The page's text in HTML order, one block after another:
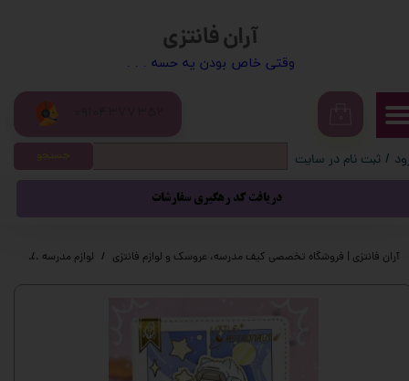
آران فانتزی
​​وقتی خاص بودن یه حسه . . .
/ ثبت نام در سایت
سفارشات
خروج از حساب کاربری
دریافت کد رهگیری سفارشات
جستجو
آران فانتزی | فروشگاه تخصصی کیف مدرسه، عروسک و لوازم فانتزی لوازم مدرسه